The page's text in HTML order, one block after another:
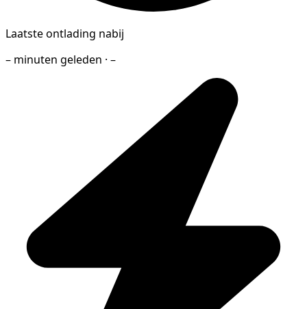
Laatste ontlading nabij
– minuten geleden · –